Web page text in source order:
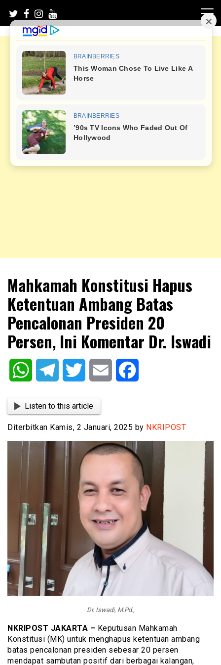
content
NKRIPOST
Mahkamah Konstitusi Hapus
Ketentuan Ambang Batas
Pencalonan Presiden 20
Persen, Ini Komentar Dr. Iswadi
WhatsAppTelegram Twitter Email
Listen to this article
Diterbitkan Kamis, 2 Januari, 2025 by NKRIPOST
Dr. Iswadi, M.Pd.,
NKRIPOST JAKARTA – Keputusan Mahkamah
Konstitusi (MK) untuk menghapus ketentuan ambang
batas pencalonan presiden sebesar 20 persen
mendapat sambutan positif dari berbagai kalangan,